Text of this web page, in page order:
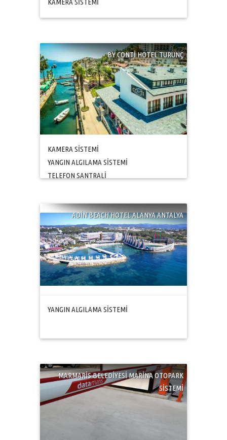
KAMERA SİSTEMİ
BY CONTİ HOTEL TURUNÇ
KAMERA SİSTEMİ
YANGIN ALGILAMA SİSTEMİ
TELEFON SANTRALİ
ADİN BEACH HOTEL ALANYA ANTALYA
YANGIN ALGILAMA SİSTEMİ
MARMARİS BELEDİYESİ MARİNA OTOPARK
SİSTEMİ